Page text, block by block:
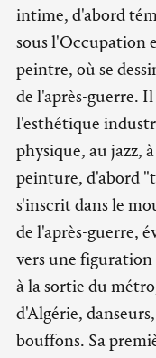
intime, d'abord
sous l'Occupation
peintre, où se
de l'après-guerre.
l'esthétique
physique, au jazz,
peinture, d'abord
s'inscrit dans le
de l'après-guerre,
vers une figuration
à la sortie du
d'Algérie,
bouffons. Sa